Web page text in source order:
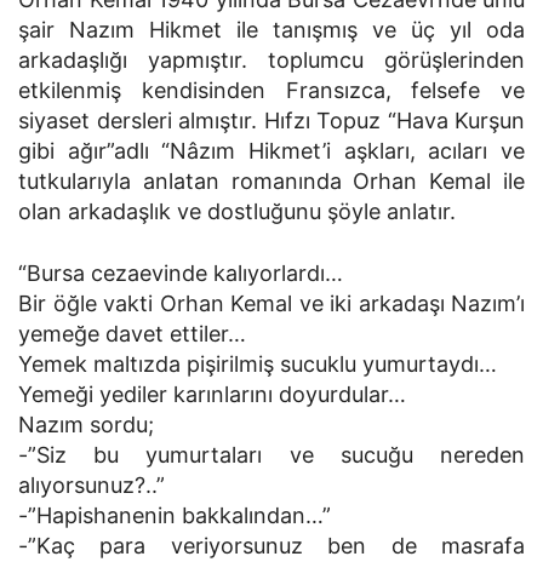
şair Nazım Hikmet ile tanışmış ve üç yıl oda
arkadaşlığı yapmıştır. toplumcu görüşlerinden
etkilenmiş kendisinden Fransızca, felsefe ve
siyaset dersleri almıştır. Hıfzı Topuz “Hava Kurşun
gibi ağır”adlı “Nâzım Hikmet’i aşkları, acıları ve
tutkularıyla anlatan romanında Orhan Kemal ile
olan arkadaşlık ve dostluğunu şöyle anlatır.
“Bursa cezaevinde kalıyorlardı…
Bir öğle vakti Orhan Kemal ve iki arkadaşı Nazım’ı
yemeğe davet ettiler…
Yemek maltızda pişirilmiş sucuklu yumurtaydı…
Yemeği yediler karınlarını doyurdular…
Nazım sordu;
-”Siz bu yumurtaları ve sucuğu nereden
alıyorsunuz?..”
-”Hapishanenin bakkalından…”
-”Kaç para veriyorsunuz ben de masrafa